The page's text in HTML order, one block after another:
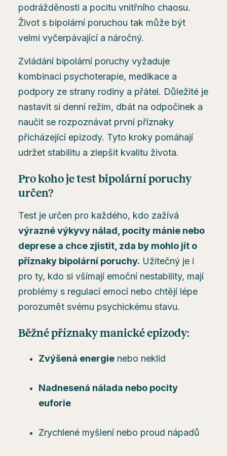
podrážděnosti a pocitu vnitřního chaosu.
Život s bipolární poruchou tak může být
velmi vyčerpávající a náročný.
Zvládání bipolární poruchy vyžaduje
kombinaci psychoterapie, medikace a
podpory ze strany rodiny a přátel. Důležité je
nastavit si denní režim, dbát na odpočinek a
naučit se rozpoznávat první příznaky
přicházející epizody. Tyto kroky pomáhají
udržet stabilitu a zlepšit kvalitu života.
Pro koho je test bipolární poruchy
určen?
Test je určen pro každého, kdo zažívá
výrazné výkyvy nálad, pocity mánie nebo
deprese a chce zjistit, zda by mohlo jít o
příznaky bipolární poruchy. Užitečný je i
pro ty, kdo si všímají emoční nestability, mají
problémy s regulací emocí nebo chtějí lépe
porozumět svému psychickému stavu.
Běžné příznaky manické epizody:
Zvýšená energie nebo neklid
Nadnesená nálada nebo pocity
euforie
Zrychlené myšlení nebo proud nápadů